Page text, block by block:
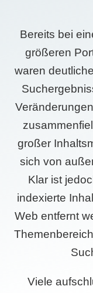
Bereits bei
größeren
waren
großer
sich von
Klar ist
indexierte
Web entfernt
Viele